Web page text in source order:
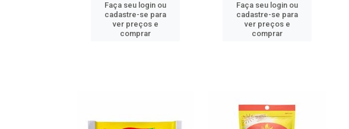
Faça seu login ou
cadastre-se para
ver preços e
comprar
Faça seu login ou
cadastre-se para
ver preços e
comprar